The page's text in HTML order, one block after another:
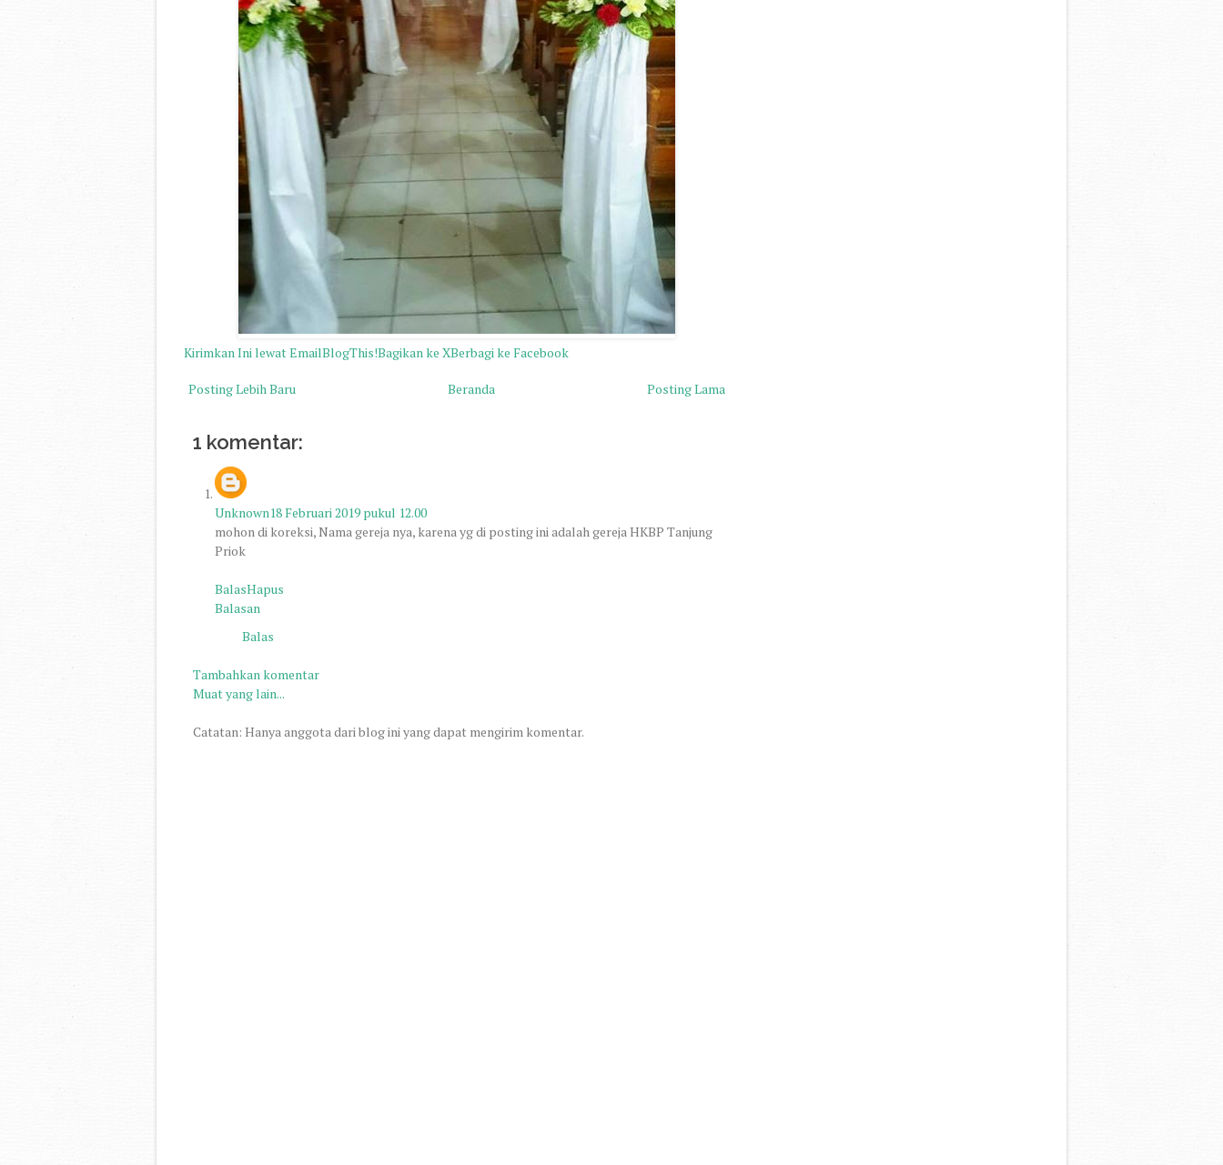
Kirimkan Ini lewat EmailBlogThis!Bagikan ke XBerbagi ke Facebook
Posting Lebih Baru Posting Lama
Beranda
1 komentar:
Unknown18 Februari 2019 pukul 12.00
mohon di koreksi, Nama gereja nya, karena yg di posting ini adalah gereja HKBP Tanjung
Priok
BalasHapus
Balasan
Balas
Tambahkan komentar
Muat yang lain...
Catatan: Hanya anggota dari blog ini yang dapat mengirim komentar.